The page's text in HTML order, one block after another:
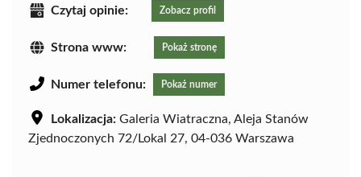
Czytaj opinie: Zobacz profil
Strona www: Pokaż stronę
Numer telefonu: Pokaż numer
Lokalizacja: Galeria Wiatraczna, Aleja Stanów
Zjednoczonych 72/Lokal 27, 04-036 Warszawa